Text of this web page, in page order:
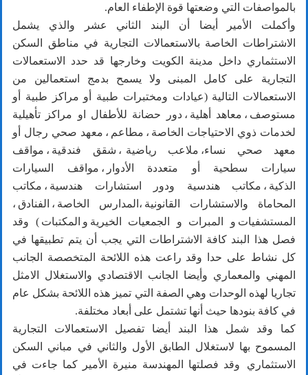
بالمواصفات التي وضعتها قوة الإطفاء العام.
وأكملت الأمير أيضا أن البند الثاني عشر والذي يشمل
الاشتراطات الخاصة بالاستعمالات التجارية في مناطق السكن
الاستثماري داخل مدينة الكويت وخارجها قد حدد الاستعمالات
التجارية على كامل المبنى ولا يسمح بدمج استعمالين من
الاستعمالات التالية (عيادات ومختبرات طبية أو مراكز طبية أو
مستوصف ، معاهد أهلية ، دور حضانة للأطفال او مراكز تأهيلية
لخدمات ذوي الاحتياجات الخاصة ، مطاعم ، معهد صحي رجال أو
معهد صحي نساء، ملاعب رياضية ، شقق فندقية ، مواقف
سيارات سطحية أو متعددة الأدوار ، مواقف السيارات
الذكية ، مكاتب هندسية ودور استشارات هندسية ، مكاتب
المحاماة والاستشارات القانونية ،المدارس الخاصة ، الفنادق ،
المستشفيات و المبرات و الجمعيات الخيرية و المكتبات ) وقد
فصل هذا البند كافة الاشتراطات التي يجب أن يتم تطبيقها في
كل نشاط على حدا وقد راعت هذه اللائحة المتخصصة الجانب
المهني والمعماري وأيضا الجانب الاقتصادي والاستغلال الامثل
تجاريا لهذه الوحدات وهي الصفة التي تميز هذه اللائحة بشكل عام
في كافة بنودها حيث أنها تشتمل على أبعاد مختلفة.
كما وقد شمل هذا البند أيضا تفصيل الاستعمالات التجارية
المسموح بها لاستغلال الطابق الأول والثاني في مباني السكن
الاستثماري وقد فصلتها المهندسة منيرة الأمير كما جاءت في